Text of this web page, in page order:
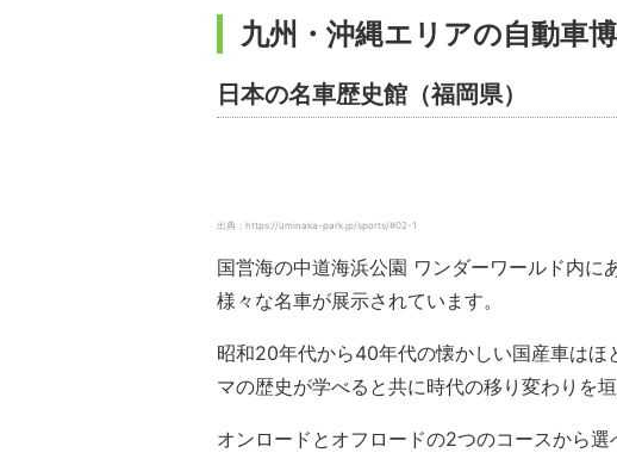
九州・沖縄エリアの自動車
日本の名車歴史館（福岡県）
出典：https://uminaka-park.jp/sports/#02-1
国営海の中道海浜公園 ワンダーワールド内に
様々な名車が展示されています。
昭和20年代から40年代の懐かしい国産車は
マの歴史が学べると共に時代の移り変わりを
オンロードとオフロードの2つのコースから